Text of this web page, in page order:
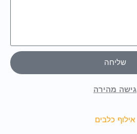
שליחה
גישה מהירה
אילוף כלבים